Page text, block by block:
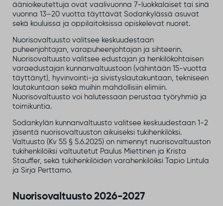
äänioikeutettuja ovat vaalivuonna 7-luokkalaiset tai sinä
vuonna 13–20 vuotta täyttävät Sodankylässä asuvat
sekä kouluissa ja oppilaitoksissa opiskelevat nuoret.
Nuorisovaltuusto valitsee keskuudestaan
puheenjohtajan, varapuheenjohtajan ja sihteerin.
Nuorisovaltuusto valitsee edustajan ja henkilökohtaisen
varaedustajan kunnanvaltuustoon (vähintään 15-vuotta
täyttänyt), hyvinvointi-ja sivistyslautakuntaan, tekniseen
lautakuntaan sekä muihin mahdollisiin elimiin. ​
Nuorisovaltuusto voi halutessaan perustaa työryhmiä ja
toimikuntia.
Sodankylän kunnanvaltuusto valitsee keskuudestaan 1-2
jäsentä nuorisovaltuuston aikuiseksi tukihenkilöksi. ​
Valtuusto (Kv 55 § 5.6.2025) on nimennyt nuorisovaltuuston
tukihenkilöiksi valtuutetut Paulus Miettinen ja Krista
Stauffer, sekä tukihenkilöiden varahenkilöiksi Tapio Lintula
ja Sirja Perttamo.
Nuorisovaltuusto 2026-2027